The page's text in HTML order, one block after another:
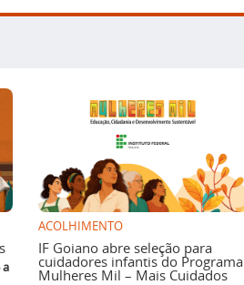
a
ACOLHIMENTO
IF Goiano abre seleção para
cuidadores infantis do Programa
Mulheres Mil – Mais Cuidados